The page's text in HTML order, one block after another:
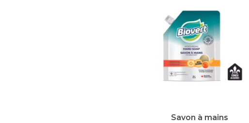
Savon à mains